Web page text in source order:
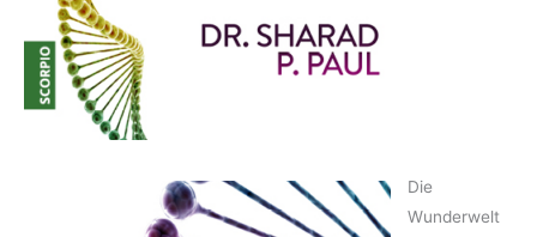
Die
Wunderwelt